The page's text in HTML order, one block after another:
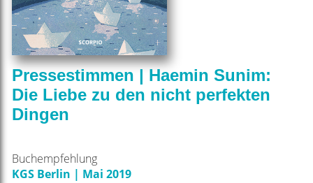
Pressestimmen | Haemin Sunim:
Die Liebe zu den nicht perfekten
Dingen
Buchempfehlung
KGS Berlin | Mai 2019